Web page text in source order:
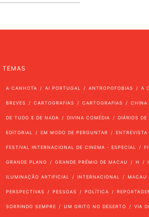
TEMAS
A CANHOTA AI PORTUGAL ANTROPOFOBIAS A
BREVES CARTOGRAFIAS CARTOGRAFIAS CHINA
DE TUDO E DE NADA DIVINA COMÉDIA DIÁRIOS DE
EDITORIAL EM MODO DE PERGUNTAR ENTREVISTA
FESTIVAL INTERNACIONAL DE CINEMA - ESPECIAL
GRANDE PLANO GRANDE PRÉMIO DE MACAU H
ILUMINAÇÃO ARTIFICIAL INTERNACIONAL MACAU
PERSPECTIVAS PESSOAS POLÍTICA
SORRINDO SEMPRE UM GRITO NO DESERTO VIA